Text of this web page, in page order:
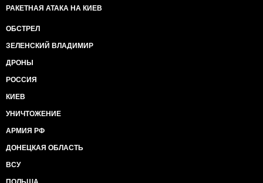
РАКЕТНАЯ АТАКА НА КИЕВ
ОБСТРЕЛ
ЗЕЛЕНСКИЙ ВЛАДИМИР
ДРОНЫ
РОССИЯ
КИЕВ
УНИЧТОЖЕНИЕ
АРМИЯ РФ
ДОНЕЦКАЯ ОБЛАСТЬ
ВСУ